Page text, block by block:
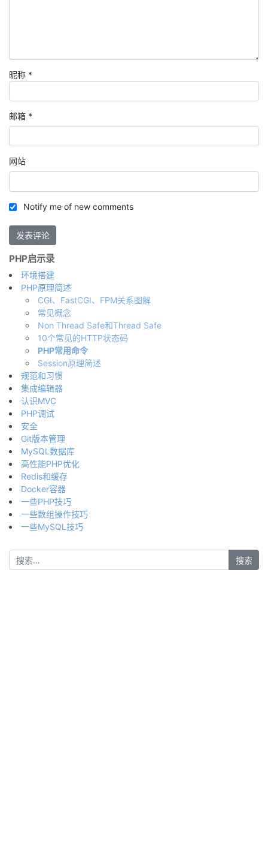
昵称 *
邮箱 *
网站
Notify me of new comments
PHP启示录
环境搭建
PHP原理简述
CGI、FastCGI、FPM关系图解
常见概念
Non Thread Safe和Thread Safe
10个常见的HTTP状态码
PHP常用命令
Session原理简述
规范和习惯
集成编辑器
认识MVC
PHP调试
安全
Git版本管理
MySQL数据库
高性能PHP优化
Redis和缓存
Docker容器
一些PHP技巧
一些数组操作技巧
一些MySQL技巧